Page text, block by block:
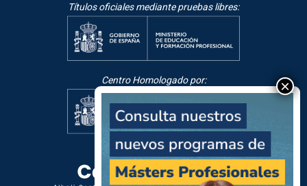
Títulos oficiales mediante pruebas libres:
Centro Homologado por: